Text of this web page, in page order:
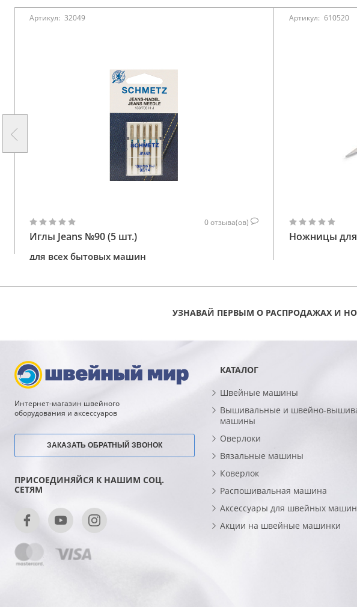
Артикул: 32049
0отзыва(ов)
Иглы Jeans №90 (5 шт.)
для всех бытовых машин
Артикул: 610520
Ножницы
УЗНАВАЙ ПЕРВЫМ О РАСПРОДАЖАХ И
Интернет-магазин швейного
оборудования и аксессуаров
ЗАКАЗАТЬ ОБРАТНЫЙ ЗВОНОК
ПРИСОЕДИНЯЙСЯ К НАШИМ СОЦ.
СЕТЯМ
КАТАЛОГ
Швейные машины
Вышивальные и швейно-
машины
Оверлоки
Вязальные машины
Коверлок
Распошивальная машина
Аксессуары для швейных машин
Акции на швейные машинки